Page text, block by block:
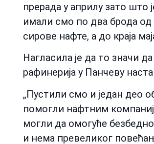
прерада у априлу зато што
имали смо по два брода од
сирове нафте, а до краја
Нагласила је да то значи
рафинерија у Панчеву
„Пустили смо и један део
помогли нафтним
могли да омогуће
и нема превеликог